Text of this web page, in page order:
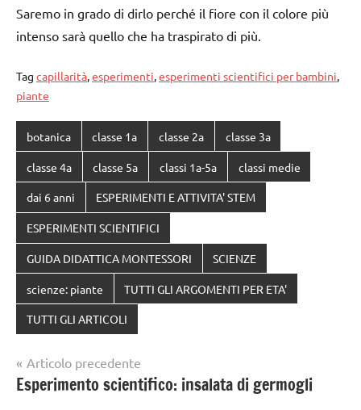
Saremo in grado di dirlo perché il fiore con il colore più
intenso sarà quello che ha traspirato di più.
Tag capillarità,esperimenti,esperimenti scientifici per bambini,
piante
botanica classe 1a classe 2a classe 3a
classe 4a classe 5a classi 1a-5a classi medie
dai 6 anni ESPERIMENTI E ATTIVITA' STEM
ESPERIMENTI SCIENTIFICI
GUIDA DIDATTICA MONTESSORI SCIENZE
scienze: piante TUTTI GLI ARGOMENTI PER ETA'
TUTTI GLI ARTICOLI
Navigazione
articoli
Articolo precedente
Esperimento scientifico: insalata di germogli